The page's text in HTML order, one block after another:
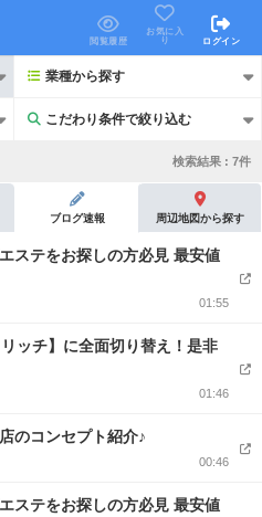
閲覧履歴
お気に入
り
ログイン
業種から探す
こだわり条件で絞り込む
こだわり条件で絞り込む
半個室あり
検索結果 : 7件
ブログ速報 周辺地図から探す
ステをお探しの方必見 最安値
01:55
ッチ】に全面切り替え！是非
01:46
のコンセプト紹介♪
00:46
ステをお探しの方必見 最安値